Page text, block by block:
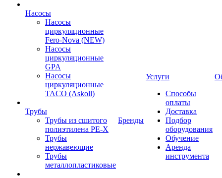
Насосы
Насосы
циркуляционные
Fero-Nova (NEW)
Насосы
циркуляционные
GPA
Насосы
циркуляционные
TACO (Askoll)
Трубы
Трубы из сшитого
полиэтилена PE-X
Трубы
нержавеющие
Трубы
металлопластиковые
Бренды
Услуги
Способы
оплаты
Доставка
Подбор
оборудования
Обучение
Аренда
инструмента